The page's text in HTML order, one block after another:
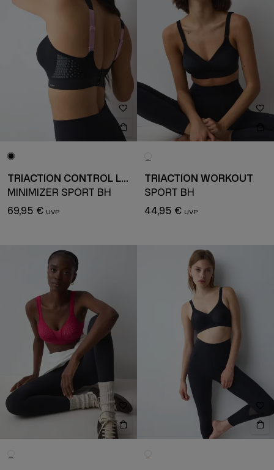
TRIACTION CONTROL LITE
MINIMIZER SPORT BH
69,95 €
TRIACTION WORKOUT
SPORT BH
44,95 €